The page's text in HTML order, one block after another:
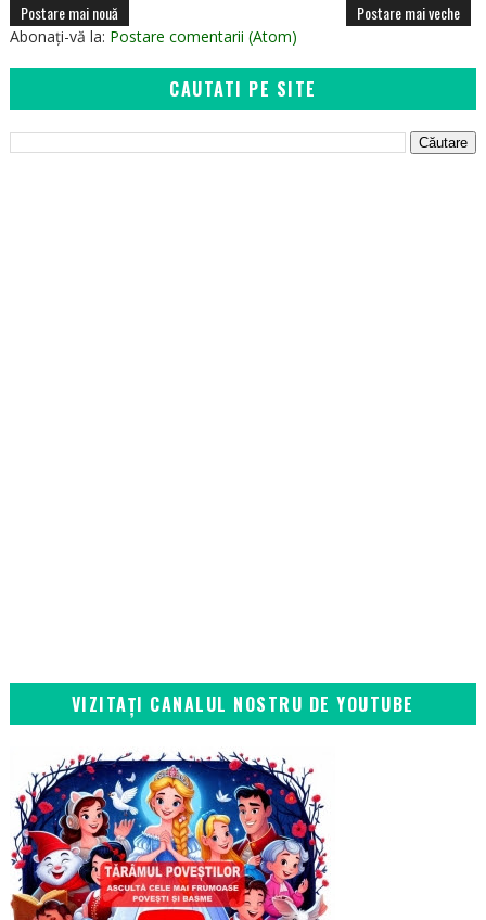
Postare mai nouă Postare mai veche
Abonați-vă la: Postare comentarii (Atom)
CAUTATI PE SITE
VIZITAȚI CANALUL NOSTRU DE YOUTUBE